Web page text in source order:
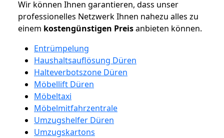
Wir können Ihnen garantieren, dass unser
professionelles Netzwerk Ihnen nahezu alles zu
einem kostengünstigen Preisanbieten können.
Entrümpelung
Haushaltsauflösung Düren
Halteverbotszone Düren
Möbellift Düren
Möbeltaxi
Möbelmitfahrzentrale
Umzugshelfer Düren
Umzugskartons